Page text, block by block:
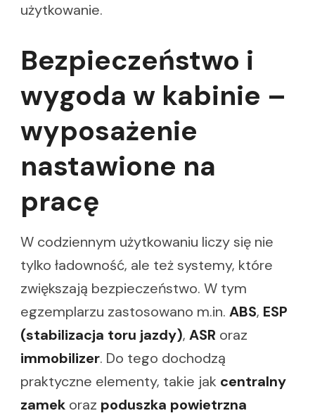
użytkowanie.
Bezpieczeństwo i
wygoda w kabinie –
wyposażenie
nastawione na
pracę
W codziennym użytkowaniu liczy się nie
tylko ładowność, ale też systemy, które
zwiększają bezpieczeństwo. W tym
egzemplarzu zastosowano m.in. ABS, ESP
(stabilizacja toru jazdy), ASR oraz
immobilizer. Do tego dochodzą
praktyczne elementy, takie jak centralny
zamek oraz poduszka powietrzna